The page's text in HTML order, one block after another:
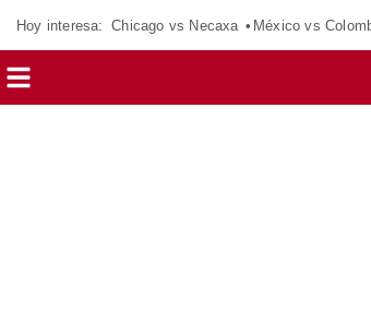
Hoy interesa: Chicago vs Necaxa México vs